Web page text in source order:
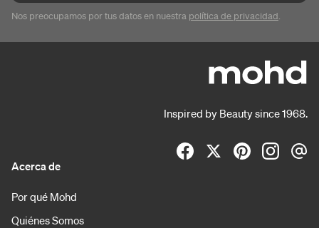
Nos preocupamos por tus datos en nuestra política de privacidad.
Inspired by Beauty since 1968.
Acerca de
Por qué Mohd
Quiénes Somos